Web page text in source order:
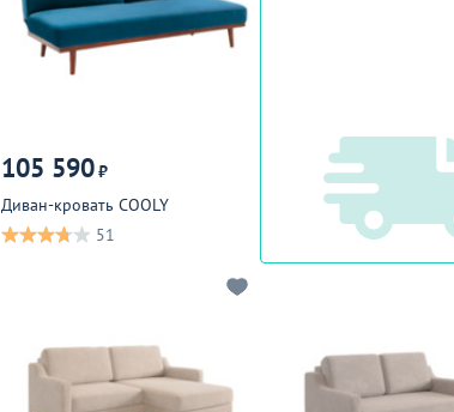
105 590₽
Диван-кровать COOLY
51